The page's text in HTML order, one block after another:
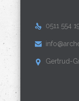
 0511 554

 Gertrud-